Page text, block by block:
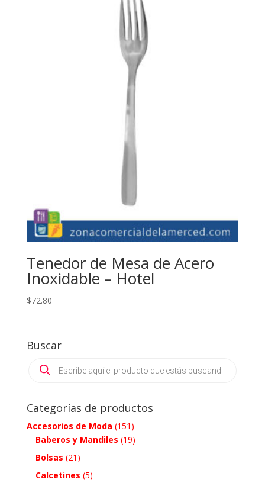
Tenedor de Mesa de Acero
Inoxidable – Hotel
$72.80
Buscar
Products
search
Categorías de productos
Accesorios de Moda (151)
Baberos y Mandiles (19)
Bolsas (21)
Calcetines (5)